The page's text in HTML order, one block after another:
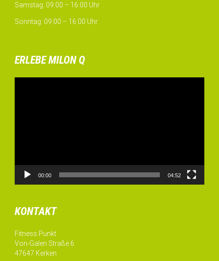
Samstag: 09:00 – 16:00 Uhr
Sonntag: 09:00 – 16:00 Uhr
ERLEBE MILON Q
00:00 04:52
KONTAKT
Fitness Punkt
Von-Galen Straße 6
47647 Kerken